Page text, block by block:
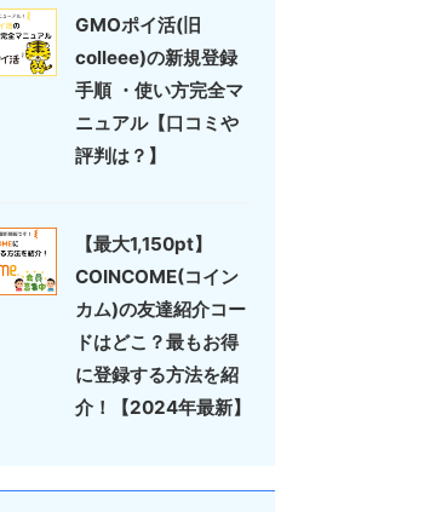
GMOポイ活(旧
colleee)の新規登録
手順 ・使い方完全マ
ニュアル【口コミや
評判は？】
【最大1,150pt】
COINCOME(コイン
カム)の友達紹介コー
ドはどこ？最もお得
に登録する方法を紹
介！【2024年最新】